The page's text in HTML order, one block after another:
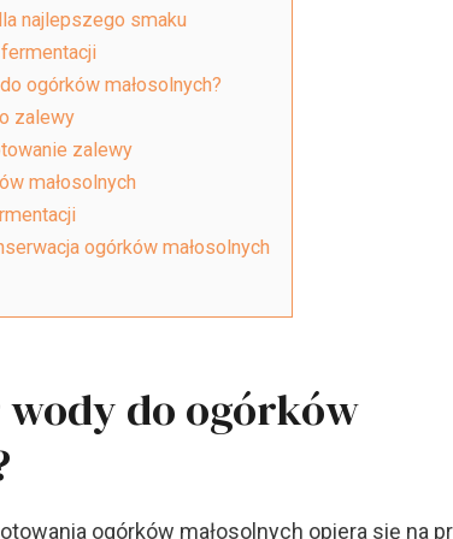
najlepszego smaku
ogórków małosolnych?
zalewy
zalewy
małosolnych
ogórków małosolnych
do ogórków
ogórków małosolnych opiera się na